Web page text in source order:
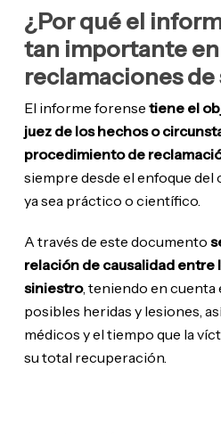
¿Por qué el
tan importante en
reclamaciones de
El informe forense tiene el
juez de los hechos o
procedimiento de
siempre desde el enfoque
ya sea práctico o científico.
A través de este documento
relación de causalidad entre
siniestro, teniendo en cuenta
posibles heridas y lesiones,
médicos y el tiempo que la
su total recuperación.